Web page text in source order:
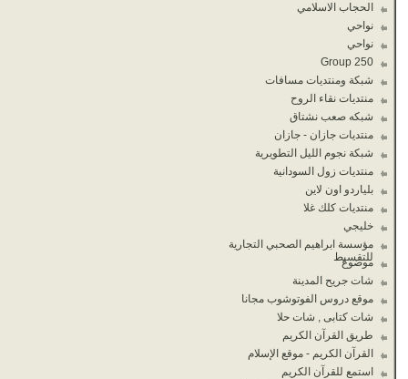
الحجاب الاسلامي
نواحي
نواحي
Group 250
شبكة ومنتديات مسافات
منتديات نقاء الروح
شبكه صعب نشتاق
منتديات جازان - جازان
شبكة نجوم الليل التطويرية
منتديات زول السودانية
بلياردو اون لاين
منتديات كلك غلا
خليجي
مؤسسة ابراهيم الصحبي التجارية
للتقسيط
موضوع
شات جريح المدينة
موقع دروس الفوتوشوب مجانا
شات كتابى , شات حلا
طريق القرآن الكريم
القرآن الكريم - موقع الإسلام
استمع للقرآن الكريم